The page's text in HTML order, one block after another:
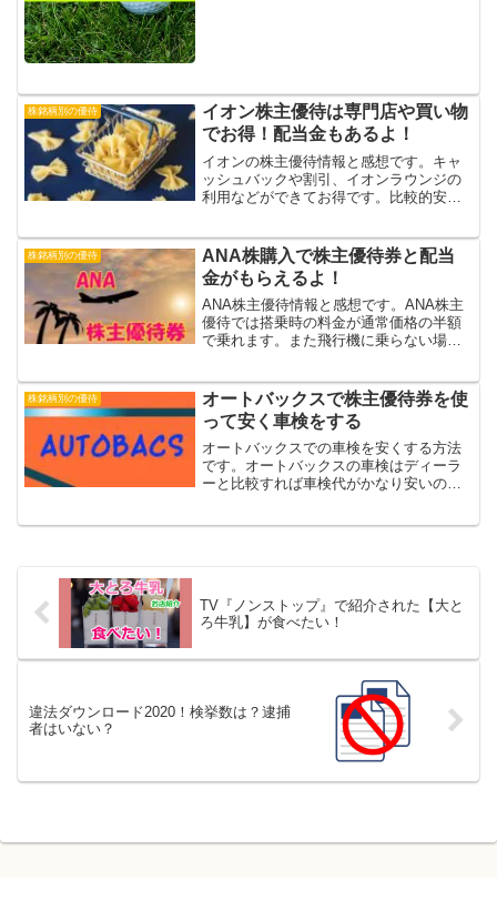
株銘柄別の優待
イオン株主優待は専門店や買い物
でお得！配当金もあるよ！
イオンの株主優待情報と感想です。キャ
ッシュバックや割引、イオンラウンジの
利用などができてお得です。比較的安い
配当金までもらえてお得ですよ♪イオンの
株主優待制度企業HPで...
株銘柄別の優待
ANA株購入で株主優待券と配当
金がもらえるよ！
ANA株主優待情報と感想です。ANA株主
優待では搭乗時の料金が通常価格の半額
で乗れます。また飛行機に乗らない場合
金や株主優待の情報も記載しています。
ANAの株は株主優待...
株銘柄別の優待
オートバックスで株主優待券を使
って安く車検をする
オートバックスでの車検を安くする方法
です。オートバックスの車検はディーラ
ーと比較すれば車検代がかなり安いので
TV『ノンストップ』で紹介された【大と
ろ牛乳】が食べたい！
違法ダウンロード2020！検挙数は？逮捕
者はいない？